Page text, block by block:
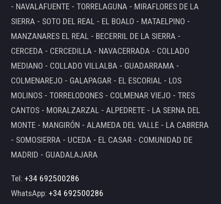
- NAVALAFUENTE - TORRELAGUNA - MIRAFLORES DE LA
SIERRA - SOTO DEL REAL - EL BOALO - MATAELPINO -
MANZANARES EL REAL - BECERRIL DE LA SIERRA -
CERCEDA - CERCEDILLA - NAVACERRADA - COLLADO
MEDIANO - COLLADO VILLALBA - GUADARRAMA -
COLMENAREJO - GALAPAGAR - EL ESCORIAL - LOS
MOLINOS - TORRELODONES - COLMENAR VIEJO - TRES
CANTOS - MORALZARZAL - ALPEDRETE - LA SERNA DEL
MONTE - MANGIRÓN - ALAMEDA DEL VALLE - LA CABRERA
- SOMOSIERRA - UCEDA - EL CASAR - COMUNIDAD DE
MADRID - GUADALAJARA
Tel:+34 692500286
WhatsApp:+34 692500286